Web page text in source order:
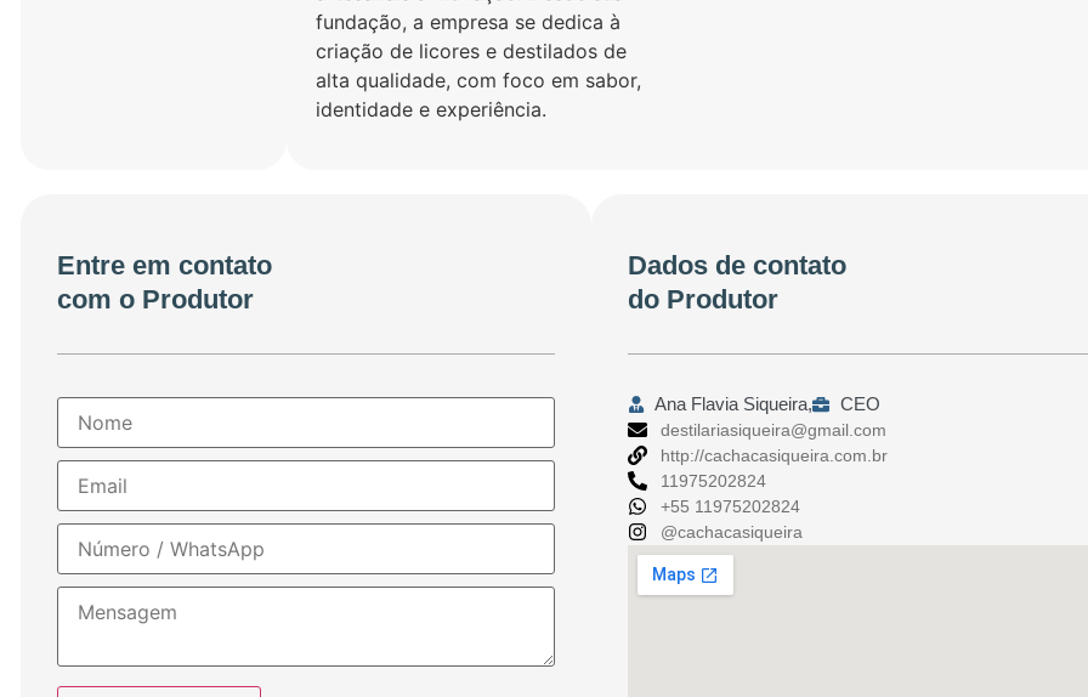
fundação, a empresa se dedica à
criação de licores e destilados de
alta qualidade, com foco em sabor,
identidade e experiência.
Entre em contato
com o Produtor
Dados de contato
do Produtor
Ana Flavia Siqueira, CEO
destilariasiqueira@gmail.com
http://cachacasiqueira.com.br
11975202824
+55 11975202824
@cachacasiqueira